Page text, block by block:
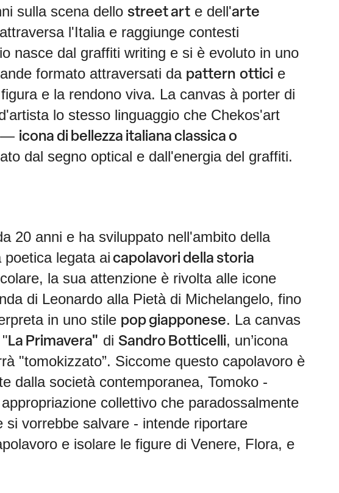
sulla scena dello street arte dell'arte
l'Italia e raggiunge contesti
nasce dal graffiti writing e si è evoluto in uno
formato attraversati da pattern ottici e
e la rendono viva. La canvas à porter di
lo stesso linguaggio che Chekos'art
— icona di bellezza italiana classica o
dal segno optical e dall'energia del graffiti.
20 anni e ha sviluppato nell'ambito della
legata ai capolavori della storia
la sua attenzione è rivolta alle icone
di Leonardo alla Pietà di Michelangelo, fino
in uno stile pop giapponese. La canvas
La Primavera" di Sandro Botticelli, un’icona
"tomokizzato”. Siccome questo capolavoro è
dalla società contemporanea, Tomoko -
collettivo che paradossalmente
vorrebbe salvare - intende riportare
e isolare le figure di Venere, Flora, e